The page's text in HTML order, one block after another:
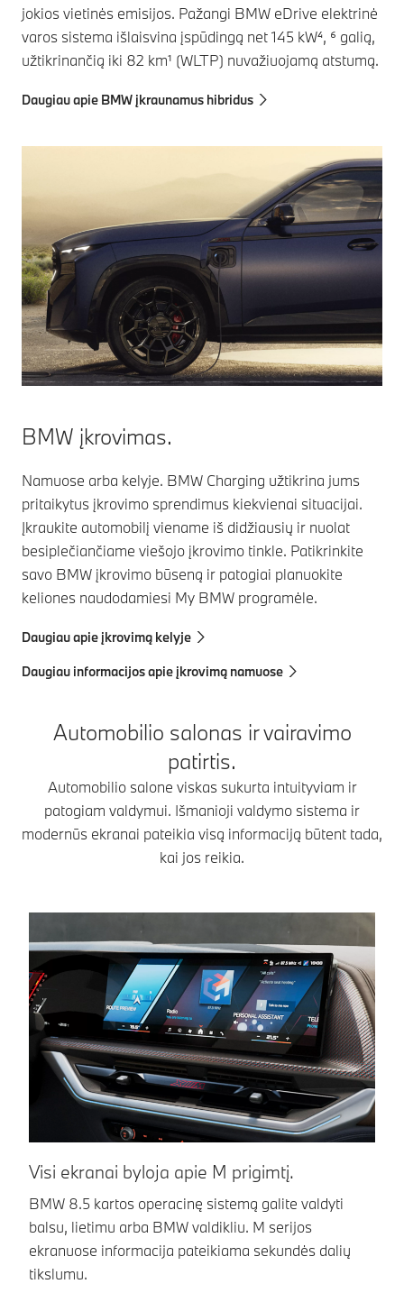
jokios vietinės emisijos. Pažangi BMW eDrive elektrinė
varos sistema išlaisvina įspūdingą net 145 kW⁴, ⁶ galią,
užtikrinančią iki 82 km¹ (WLTP) nuvažiuojamą atstumą.
Daugiau apie BMW įkraunamus hibridus
BMW įkrovimas.
Namuose arba kelyje. BMW Charging užtikrina jums
pritaikytus įkrovimo sprendimus kiekvienai situacijai.
Įkraukite automobilį viename iš didžiausių ir nuolat
besiplečiančiame viešojo įkrovimo tinkle. Patikrinkite
savo BMW įkrovimo būseną ir patogiai planuokite
keliones naudodamiesi My BMW programėle.
Daugiau apie įkrovimą kelyje
Daugiau informacijos apie įkrovimą namuose
Automobilio salonas ir vairavimo
patirtis.
Automobilio salone viskas sukurta intuityviam ir
patogiam valdymui. Išmanioji valdymo sistema ir
modernūs ekranai pateikia visą informaciją būtent tada,
kai jos reikia.
Visi ekranai byloja apie M prigimtį.
BMW 8.5 kartos operacinę sistemą galite valdyti
balsu, lietimu arba BMW valdikliu. M serijos
ekranuose informacija pateikiama sekundės dalių
tikslumu.